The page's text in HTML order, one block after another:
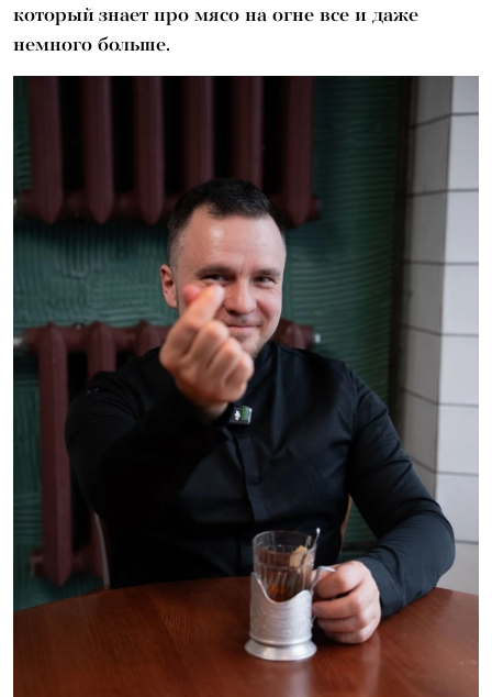
который знает про мясо на огне все и даже
немного больше.